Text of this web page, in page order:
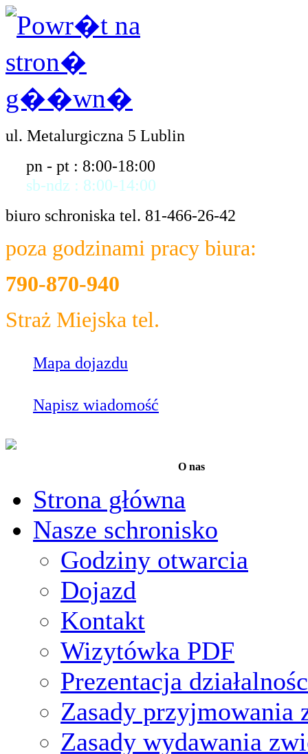
ul. Metalurgiczna 5 Lublin
pn - pt : 8:00-18:00
sb-ndz : 8:00-14:00
biuro schroniska tel. 81-466-26-42
poza godzinami pracy biura:
790-870-940
Straż Miejska tel.
Mapa dojazdu
Napisz wiadomość
O nas
Strona główna
Nasze schronisko
Godziny otwarcia
Dojazd
Kontakt
Wizytówka PDF
Prezentacja
Zasady przyjmowania
Zasady wydawania